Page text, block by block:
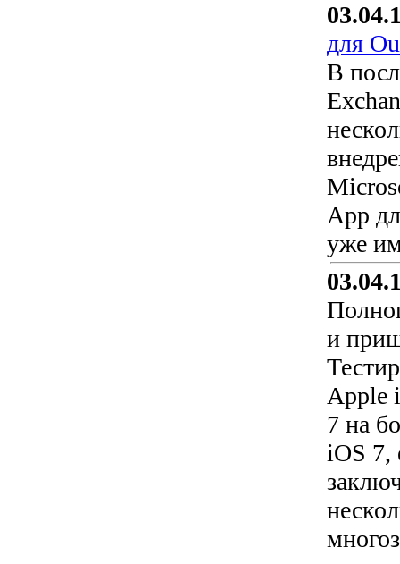
для
В
App
уже
и
Apple
7 на
iOS 7,